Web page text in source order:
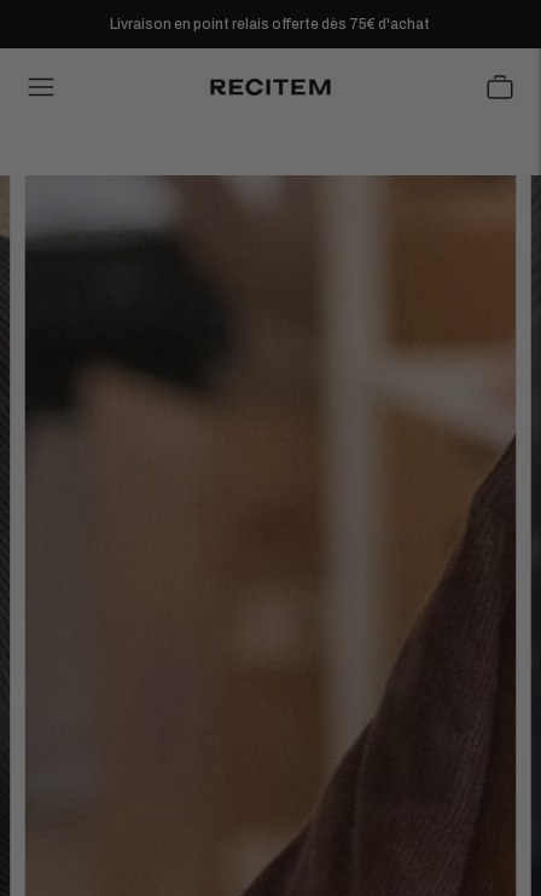
Livraison en point relais offerte dès 75€ d'achat